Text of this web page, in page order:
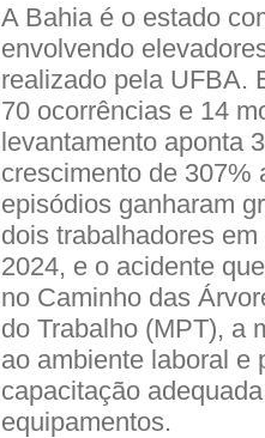
A Bahia é o estado
envolvendo
realizado pela UFBA.
70 ocorrências e 14
levantamento aponta
crescimento de 307%
episódios ganharam
dois trabalhadores
2024, e o acidente
no Caminho das
do Trabalho (MPT), a
ao ambiente laboral e
capacitação
equipamentos.